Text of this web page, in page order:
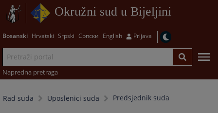
Okružni sud u Bijeljini
Bosanski Hrvatski Srpski Српски English Prijava
Napredna pretraga
Rad suda Uposlenici suda Predsjednik suda